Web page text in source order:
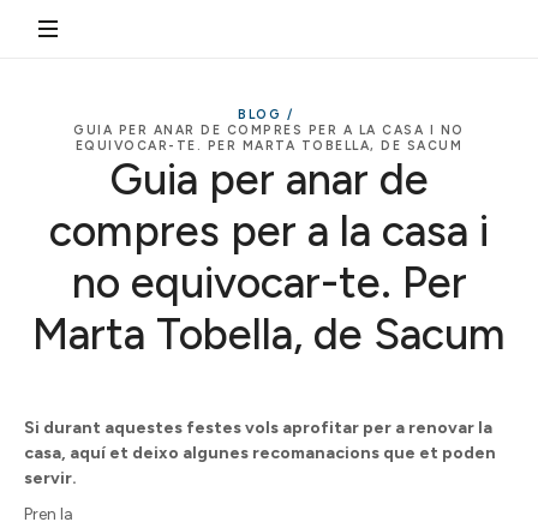
BLOG /
GUIA PER ANAR DE COMPRES PER A LA CASA I NO
EQUIVOCAR-TE. PER MARTA TOBELLA, DE SACUM
Guia per anar de
compres per a la casa i
no equivocar-te. Per
Marta Tobella, de Sacum
Si durant aquestes festes vols aprofitar per a renovar la
casa, aquí et deixo algunes recomanacions que et poden
servir.
Pren la